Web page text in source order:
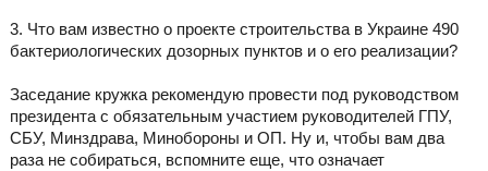
3. Что вам известно о проекте строительства в Украине 490
бактериологических дозорных пунктов и о его реализации?
Заседание кружка рекомендую провести под руководством
президента с обязательным участием руководителей ГПУ,
СБУ, Минздрава, Минобороны и ОП. Ну и, чтобы вам два
раза не собираться, вспомните еще, что означает